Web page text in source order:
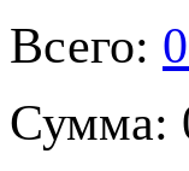
Всего:
Сумма: